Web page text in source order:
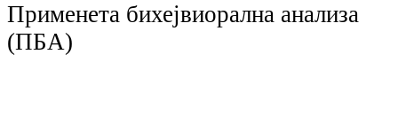
Применета бихејвиорална анализа
(ПБА)